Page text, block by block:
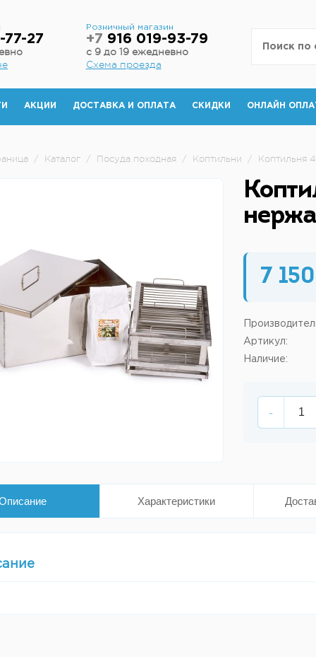
77-27
Розничный магазин
+7 916 019-93-79
с 9 до 19 ежедневно
Схема проезда
АКЦИИ ДОСТАВКА И ОПЛАТА СКИДКИ ОНЛАЙН
/ Каталог / Посуда походная / Коптильни / Коптильня
7
Артикул:
Наличие:
-
Характеристики